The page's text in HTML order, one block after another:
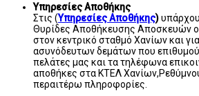
Υπηρεσίες Αποθήκης
Στις (Υπηρεσίες Αποθήκης)
Θυρίδες Αποθήκευσης Αποσκευών
στον κεντρικό σταθμό Χανίων και
ασυνόδευτων δεμάτων που
πελάτες μας και τα τηλέφωνα
αποθήκες στα ΚΤΕΛ
περαιτέρω πληροφορίες.